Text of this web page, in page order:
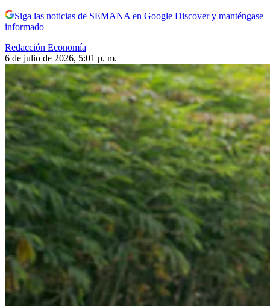
Siga las noticias de SEMANA en Google Discover y manténgase
informado
Redacción Economía
6 de julio de 2026, 5:01 p. m.